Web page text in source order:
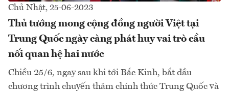
Chủ Nhật, 25-06-2023
Thủ tướng mong cộng đồng người Việt tại
Trung Quốc ngày càng phát huy vai trò cầu
nối quan hệ hai nước
Chiều 25/6, ngay sau khi tới Bắc Kinh, bắt đầu
chương trình chuyến thăm chính thức Trung Quốc và